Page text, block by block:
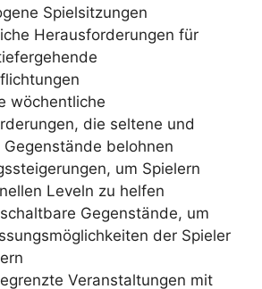
Spielsitzungen
Herausforderungen für
wöchentliche
die seltene und
Gegenstände belohnen
um Spielern
Leveln zu helfen
Gegenstände, um
der Spieler
Veranstaltungen mit